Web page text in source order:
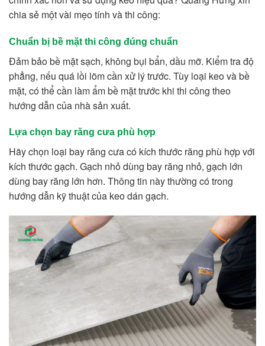
chia sẻ một vài mẹo tính và thi công:
Chuẩn bị bề mặt thi công đúng chuẩn
Đảm bảo bề mặt sạch, không bụi bẩn, dầu mỡ. Kiểm tra độ
phẳng, nếu quá lồi lõm cần xử lý trước. Tùy loại keo và bề
mặt, có thể cần làm ẩm bề mặt trước khi thi công theo
hướng dẫn của nhà sản xuất.
Lựa chọn bay răng cưa phù hợp
Hãy chọn loại bay răng cưacó kích thước răng phù hợp với
kích thướcgạch. Gạch nhỏ dùng bay răng nhỏ, gạch lớn
dùng bay răng lớn hơn. Thông tin này thường có trong
hướng dẫn kỹ thuật của keo dán gạch.